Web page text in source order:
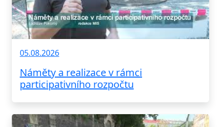
05.08.2026
Náměty a realizace v rámci
participativního rozpočtu